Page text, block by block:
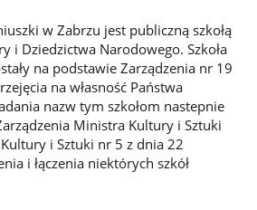
w Zabrzu jest publiczną szkołą
i Dziedzictwa Narodowego. Szkoła
na podstawie Zarządzenia nr 19
na własność Państwa
nazw tym szkołom nastepnie
Ministra Kultury i Sztuki
i Sztuki nr 5 z dnia 22
i łączenia niektórych szkół